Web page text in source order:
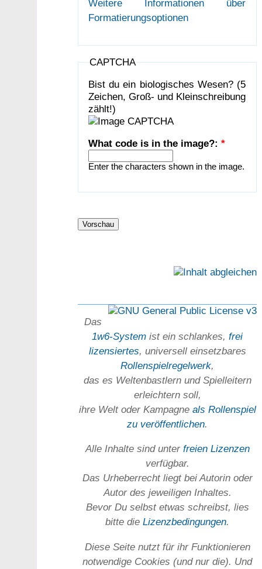
Weitere Informationen über
Formatierungsoptionen
CAPTCHA
Bist du ein biologisches Wesen? (5
Zeichen, Groß- und Kleinschreibung
zählt!)
What code is in the image?:*
Enter the characters shown in the image.
Das
1w6-System ist ein schlankes,frei
lizensiertes, universell einsetz­bares
Rollen­spielregel­werk,
das es Welten­bastlern und Spiel­leitern
erleichtern soll,
ihre Welt oder Kam­pagne als Rollenspiel
zu ver­öffent­lichen.
Alle Inhalte sind unter freien Lizenzen
verfügbar.
Das Urheber­recht liegt bei Autorin oder
Autor des jeweiligen In­haltes.
Bevor Du selbst etwas schreibst, lies
bitte dieLizenz­bedingungen.
Diese Seite nutzt für ihr Funktionieren
notwendige Cookies (und nur die). Und